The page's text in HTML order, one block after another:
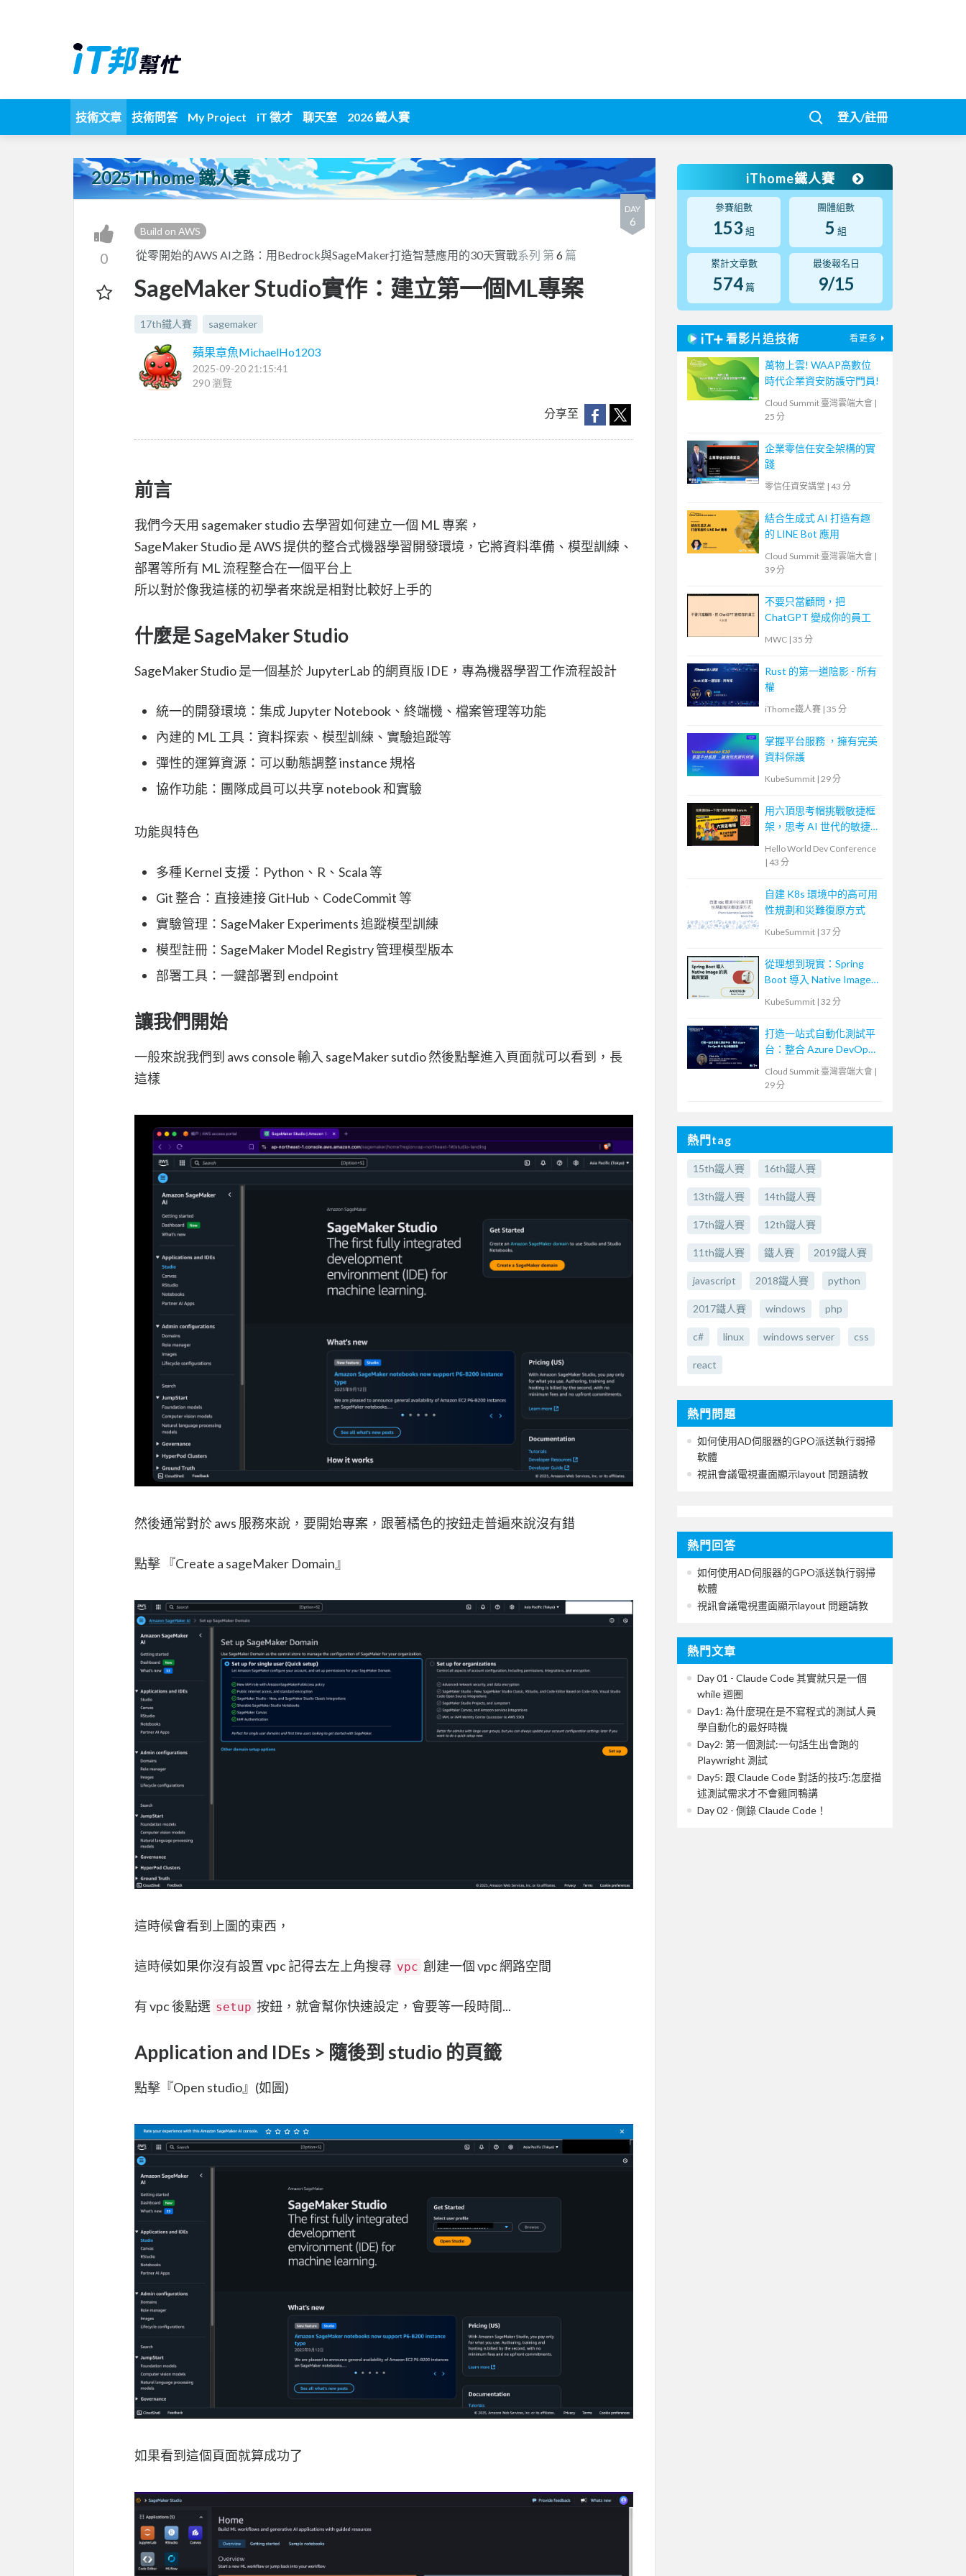
技術文章 技術問答 My Project iT 徵才 聊天室 2026 鐵人賽 登入/註冊
2025 iThome 鐵人賽
DAY
6
0
Build on AWS
從零開始的AWS AI之路：用Bedrock與SageMaker打造智慧應用的30天實戰系列 第6 篇
SageMaker Studio實作：建立第一個ML專案
17th鐵人賽 sagemaker
蘋果章魚MichaelHo1203
2025-09-20 21:15:41
290 瀏覽
分享至
前言
我們今天用 sagemaker studio 去學習如何建立一個 ML 專案，
SageMaker Studio 是 AWS 提供的整合式機器學習開發環境，它將資料準備、模型訓練、
部署等所有 ML 流程整合在一個平台上
所以對於像我這樣的初學者來說是相對比較好上手的
什麼是 SageMaker Studio
SageMaker Studio 是一個基於 JupyterLab 的網頁版 IDE，專為機器學習工作流程設計
統一的開發環境：集成 Jupyter Notebook、終端機、檔案管理等功能
內建的 ML 工具：資料探索、模型訓練、實驗追蹤等
彈性的運算資源：可以動態調整 instance 規格
協作功能：團隊成員可以共享 notebook 和實驗
功能與特色
多種 Kernel 支援：Python、R、Scala 等
Git 整合：直接連接 GitHub、CodeCommit 等
實驗管理：SageMaker Experiments 追蹤模型訓練
模型註冊：SageMaker Model Registry 管理模型版本
部署工具：一鍵部署到 endpoint
讓我們開始
一般來說我們到 aws console 輸入 sageMaker sutdio 然後點擊進入頁面就可以看到，長
這樣
然後通常對於 aws 服務來說，要開始專案，跟著橘色的按鈕走普遍來說沒有錯
點擊 『Create a sageMaker Domain』
這時候會看到上圖的東西，
這時候如果你沒有設置 vpc 記得去左上角搜尋 vpc 創建一個 vpc 網路空間
有 vpc 後點選 setup 按鈕，就會幫你快速設定，會要等一段時間...
Application and IDEs > 隨後到 studio 的頁籤
點擊『Open studio』(如圖)
如果看到這個頁面就算成功了
iThome鐵人賽
參賽組數
153 組
團體組數
5 組
累計文章數
574 篇
最後報名日
9/15
看影片追技術 看更多
萬物上雲! WAAP高數位
時代企業資安防護守門員!
Cloud Summit 臺灣雲端大會 |
25 分
企業零信任安全架構的實
踐
零信任資安講堂 | 43 分
結合生成式 AI 打造有趣
的 LINE Bot 應用
Cloud Summit 臺灣雲端大會 |
39 分
不要只當顧問，把
ChatGPT 變成你的員工
MWC | 35 分
Rust 的第一道陰影 - 所有
權
iThome鐵人賽 | 35 分
掌握平台服務 ，擁有完美
資料保護
KubeSummit | 29 分
用六頂思考帽挑戰敏捷框
架，思考 AI 世代的敏捷
Hello World Dev Conference
| 43 分
自建 K8s 環境中的高可用
性規劃和災難復原方式
KubeSummit | 37 分
從理想到現實：Spring
Boot 導入 Native Image
KubeSummit | 32 分
打造一站式自動化測試平
台：整合 Azure DevOps
與 AI 助力敏捷開發
Cloud Summit 臺灣雲端大會 |
29 分
熱門tag
15th鐵人賽 16th鐵人賽
13th鐵人賽 14th鐵人賽
17th鐵人賽 12th鐵人賽
11th鐵人賽 鐵人賽 2019鐵人賽
javascript 2018鐵人賽 python
2017鐵人賽 windows php
c# linux windows server css
react
熱門問題
如何使用AD伺服器的GPO派送執行弱掃
軟體
視訊會議電視畫面顯示layout 問題請教
熱門回答
如何使用AD伺服器的GPO派送執行弱掃
軟體
視訊會議電視畫面顯示layout 問題請教
熱門文章
Day 01 - Claude Code 其實就只是一個
while 迴圈
Day1: 為什麼現在是不寫程式的測試人員
學自動化的最好時機
Day2: 第一個測試:一句話生出會跑的
Playwright 測試
Day5: 跟 Claude Code 對話的技巧:怎麼描
述測試需求才不會雞同鴨講
Day 02 - 側錄 Claude Code！